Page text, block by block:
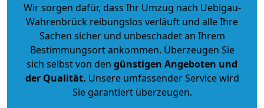
Wir sorgen dafür, dass Ihr Umzug nach Uebigau-
Wahrenbrück reibungslos verläuft und alle Ihre
Sachen sicher und unbeschadet an Ihrem
Bestimmungsort ankommen. Überzeugen Sie
sich selbst von den günstigen Angeboten und
der Qualität. Unsere umfassender Service wird
Sie garantiert überzeugen.